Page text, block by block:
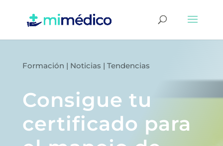
Formación | Noticias | Tendencias
Consigue tu
certificado para